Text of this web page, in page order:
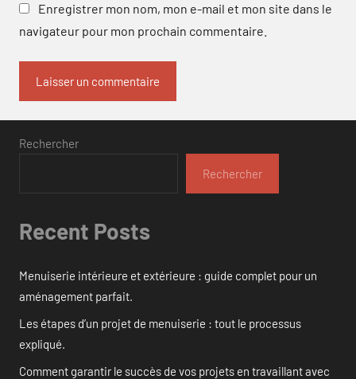
Enregistrer mon nom, mon e-mail et mon site dans le
navigateur pour mon prochain commentaire.
Rechercher
Rechercher
Recent Posts
Menuiserie intérieure et extérieure : guide complet pour un
aménagement parfait.
Les étapes d’un projet de menuiserie : tout le processus
expliqué.
Comment garantir le succès de vos projets en travaillant avec